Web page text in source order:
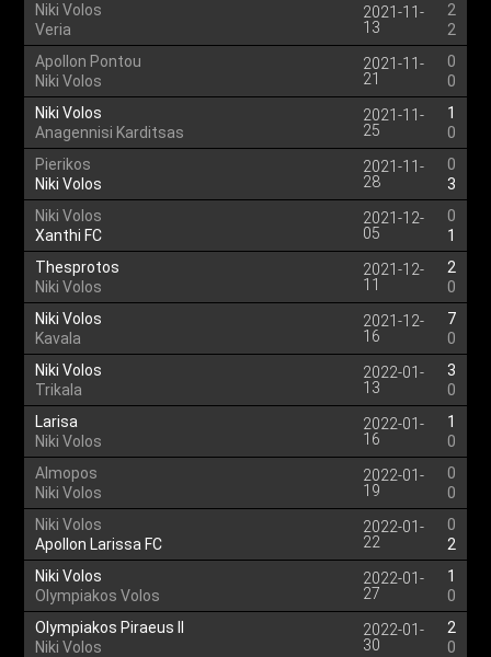
Niki Volos
Veria
2021-11-
13
2
2
Apollon Pontou
Niki Volos
2021-11-
21
0
0
Niki Volos
Anagennisi Karditsas
2021-11-
25
1
0
Pierikos
Niki Volos
2021-11-
28
0
3
Niki Volos
Xanthi FC
2021-12-
05
0
1
Thesprotos
Niki Volos
2021-12-
11
2
0
Niki Volos
Kavala
2021-12-
16
7
0
Niki Volos
Trikala
2022-01-
13
3
0
Larisa
Niki Volos
2022-01-
16
1
0
Almopos
Niki Volos
2022-01-
19
0
0
Niki Volos
Apollon Larissa FC
2022-01-
22
0
2
Niki Volos
Olympiakos Volos
2022-01-
27
1
0
Olympiakos Piraeus II
Niki Volos
2022-01-
30
2
0